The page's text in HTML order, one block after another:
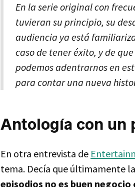
En la serie original con
tuvieran su principio, su
audiencia ya está
caso de tener éxito, y de
podemos adentrarnos en
para contar una nueva
Antología con un
En otra entrevista de
tema. Decía que últimamente
episodios no es buen